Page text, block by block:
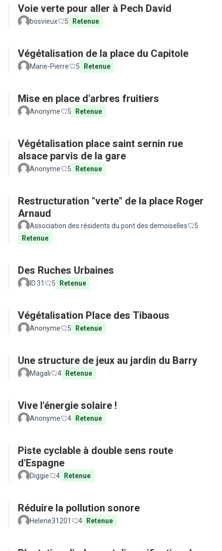
Voie verte pour aller à Pech David
bosvieux 5 Retenue
Végétalisation de la place du Capitole
Marie-Pierre 5 Retenue
Mise en place d'arbres fruitiers
Anonyme 5 Retenue
Végétalisation place saint sernin rue
alsace parvis de la gare
Anonyme 5 Retenue
Restructuration "verte" de la place Roger
Arnaud
Association des résidents du pont des demoiselles
5
Retenue
Des Ruches Urbaines
ID.31 5 Retenue
Végétalisation Place des Tibaous
Anonyme 5 Retenue
Une structure de jeux au jardin du Barry
Magali 4 Retenue
Vive l'énergie solaire !
Anonyme 4 Retenue
Piste cyclable à double sens route
d'Espagne
Diggie 4 Retenue
Réduire la pollution sonore
Helene31201 4 Retenue